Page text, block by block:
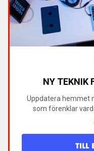
NY TEKNIK
Uppdatera hemmet
som förenklar
TILL